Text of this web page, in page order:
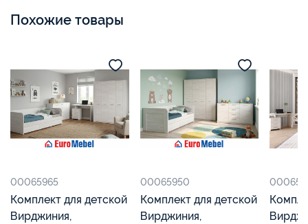
Похожие товары
00065965
Комплект для детской
Вирджиния,
00065950
Комплект для детской
Вирджиния,